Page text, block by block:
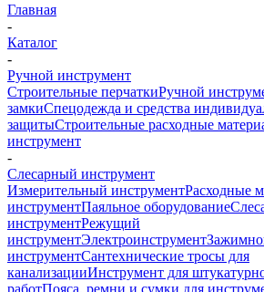
Главная
-
Каталог
-
Ручной инструмент
Строительные перчаткиРучной
замкиСпецодежда и средства
защитыСтроительные расходные
инструмент
-
Слесарный инструмент
Измерительный инструментРасходные
инструментПаяльное оборудование
инструментРежущий
инструментЭлектроинструмент
инструментСантехнические тросы для
канализацииИнструмент для
работПояса, ремни и сумки для